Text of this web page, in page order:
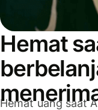
Hemat
Hemat uang saat